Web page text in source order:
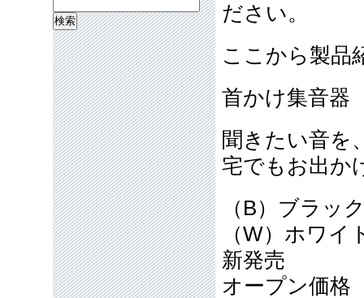
ださい。
ここから製品
首かけ集音
聞きたい音を
宅でもお出か
（B）ブラッ
（W）ホワイ
新発売
オープン価格
索: